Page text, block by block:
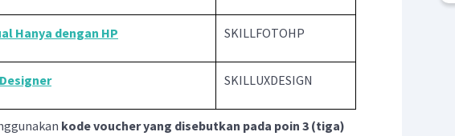
Hanya dengan HP SKILLFOTOHP
SKILLUXDESIGN
kode voucher yang disebutkan pada poin 3 (tiga)